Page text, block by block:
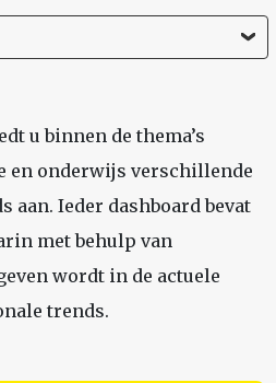
u binnen de thema’s
en onderwijs verschillende
aan. Ieder dashboard bevat
met behulp van
wordt in de actuele
trends.